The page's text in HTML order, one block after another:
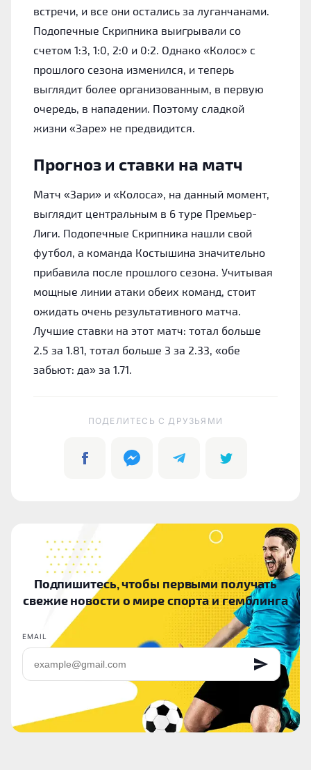
встречи, и все они остались за луганчанами.
Подопечные Скрипника выигрывали со
счетом 1:3, 1:0, 2:0 и 0:2. Однако «Колос» с
прошлого сезона изменился, и теперь
выглядит более организованным, в первую
очередь, в нападении. Поэтому сладкой
жизни «Заре» не предвидится.
Прогноз и ставки на матч
Матч «Зари» и «Колоса», на данный момент,
выглядит центральным в 6 туре Премьер-
Лиги. Подопечные Скрипника нашли свой
футбол, а команда Костышина значительно
прибавила после прошлого сезона. Учитывая
мощные линии атаки обеих команд, стоит
ожидать очень результативного матча.
Лучшие ставки на этот матч: тотал больше
2.5 за 1.81, тотал больше 3 за 2.33, «обе
забьют: да» за 1.71.
ПОДЕЛИТЕСЬ C ДРУЗЬЯМИ
Подпишитесь, чтобы первыми получать
свежие новости о мире спорта и гемблинга
EMAIL